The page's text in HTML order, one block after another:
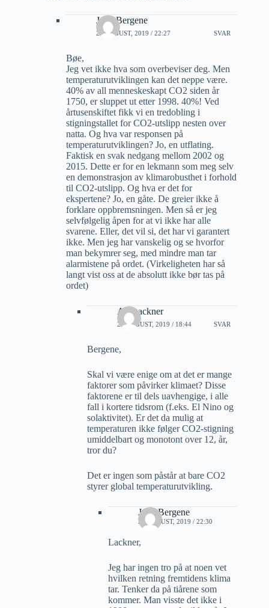
Jarle Bergene
21 AUGUST, 2019 / 22:27 SVAR
Bøe,
Jeg vet ikke hva som overbeviser deg. Men
temperaturutviklingen kan det neppe være.
40% av all menneskeskapt CO2 siden år
1750, er sluppet ut etter 1998. 40%! Ved
årtusenskiftet fikk vi en tredobling i
stigningstallet for CO2-utslipp nesten over
natta. Og hva var responsen på
temperaturutviklingen? Jo, en utflating.
Faktisk en svak nedgang mellom 2002 og
2015. Dette er for en lekmann som meg selv
en demonstrasjon av klimarobusthet i forhold
til CO2-utslipp. Og hva er det for
ekspertene? Jo, en gåte. De greier ikke å
forklare oppbremsningen. Men så er jeg
selvfølgelig åpen for at vi ikke har alle
svarene. Eller, det vil si, det har vi garantert
ikke. Men jeg har vanskelig og se hvorfor
man bekymrer seg, med mindre man tar
alarmistene på ordet. (Virkeligheten har så
langt vist oss at de absolutt ikke bør tas på
ordet)
Alf Lackner
23 AUGUST, 2019 / 18:44 SVAR
Bergene,
Skal vi være enige om at det er mange
faktorer som påvirker klimaet? Disse
faktorene er til dels uavhengige, i alle
fall i kortere tidsrom (f.eks. El Nino og
solaktivitet). Er det da mulig at
temperaturen ikke følger CO2-stigning
umiddelbart og monotont over 12, år,
tror du?
Det er ingen som påstår at bare CO2
styrer global temperaturutvikling.
Jarle Bergene
23 AUGUST, 2019 / 22:30
Lackner,
Jeg har ingen tro på at noen vet
hvilken retning fremtidens klima
tar. Tenker da på tiårene som
kommer. Man visste det ikke i